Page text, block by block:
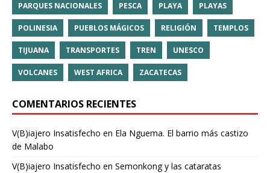
PARQUES NACIONALES PESCA PLAYA PLAYAS
POLINESIA PUEBLOS MÁGICOS RELIGIÓN TEMPLOS
TIJUANA TRANSPORTES TREN UNESCO
VOLCANES WEST AFRICA ZACATECAS
COMENTARIOS RECIENTES
V(B)iajero Insatisfecho en Ela Nguema. El barrio más castizo
de Malabo
V(B)iajero Insatisfecho en Semonkong y las cataratas